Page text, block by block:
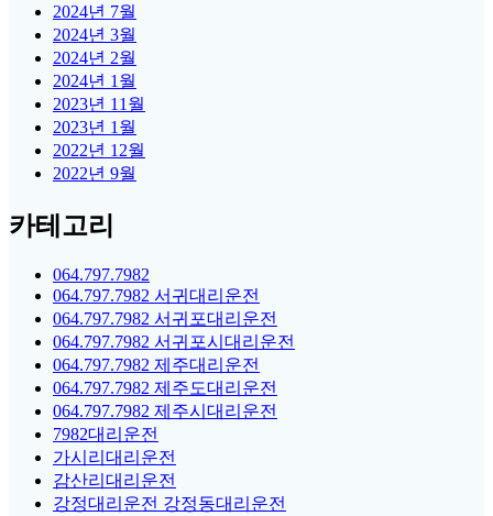
2024년 7월
2024년 3월
2024년 2월
2024년 1월
2023년 11월
2023년 1월
2022년 12월
2022년 9월
카테고리
064.797.7982
064.797.7982 서귀대리운전
064.797.7982 서귀포대리운전
064.797.7982 서귀포시대리운전
064.797.7982 제주대리운전
064.797.7982 제주도대리운전
064.797.7982 제주시대리운전
7982대리운전
가시리대리운전
감산리대리운전
강정대리운전 강정동대리운전